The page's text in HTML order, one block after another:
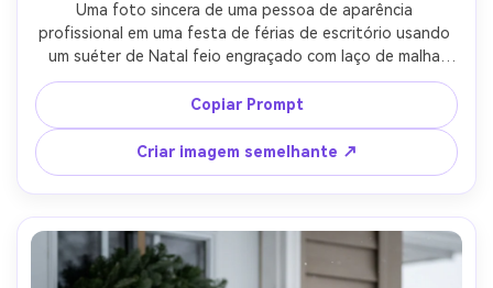
Uma foto sincera de uma pessoa de aparência
profissional em uma festa de férias de escritório usando
um suéter de Natal feio engraçado com laço de malha
oversized e sinos costurados, segurando uma bebida e
sorrindo, iluminação ambiente quente acima da cabeça
com práticas, profundidade de campo rasa desfoque da
multidão, tirado em Sony A7S III 50mm f/1.4, textura
fotorealista, destaques da pele natural-AR 4:5
Copiar Prompt
Criar imagem semelhante ↗